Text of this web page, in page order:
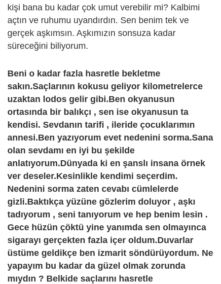
kişi bana bu kadar çok umut verebilir mi? Kalbimi
açtın ve ruhumu uyandırdın. Sen benim tek ve
gerçek aşkımsın. Aşkımızın sonsuza kadar
süreceğini biliyorum.
Beni o kadar fazla hasretle bekletme
sakın.Saçlarının kokusu geliyor kilometrelerce
uzaktan lodos gelir gibi.Ben okyanusun
ortasında bir balıkçı , sen ise okyanusun ta
kendisi. Sevdanın tarifi , ileride çocuklarımın
annesi.Ben yazıyorum evet nedenini sorma.Sana
olan sevdamı en iyi bu şekilde
anlatıyorum.Dünyada ki en şanslı insana örnek
ver deseler.Kesinlikle kendimi seçerdim.
Nedenini sorma zaten cevabı cümlelerde
gizli.Baktıkça yüzüne gözlerim doluyor , aşkı
tadıyorum , seni tanıyorum ve hep benim lesin .
Gece hüzün çöktü yine yanımda sen olmayınca
sigarayı gerçekten fazla içer oldum.Duvarlar
üstüme geldikçe ben izmarit söndürüyordum. Ne
yapayım bu kadar da güzel olmak zorunda
mıydın ? Belkide saçlarını hasretle